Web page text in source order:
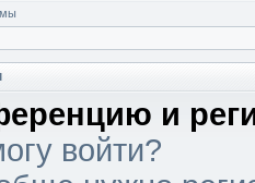
и
войти?